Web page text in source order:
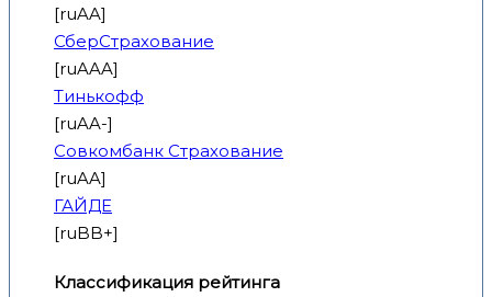
[ruAA]
СберСтрахование
[ruAAA]
Тинькофф
[ruAA-]
Совкомбанк Страхование
[ruAA]
ГАЙДЕ
[ruBB+]
Классификация рейтинга